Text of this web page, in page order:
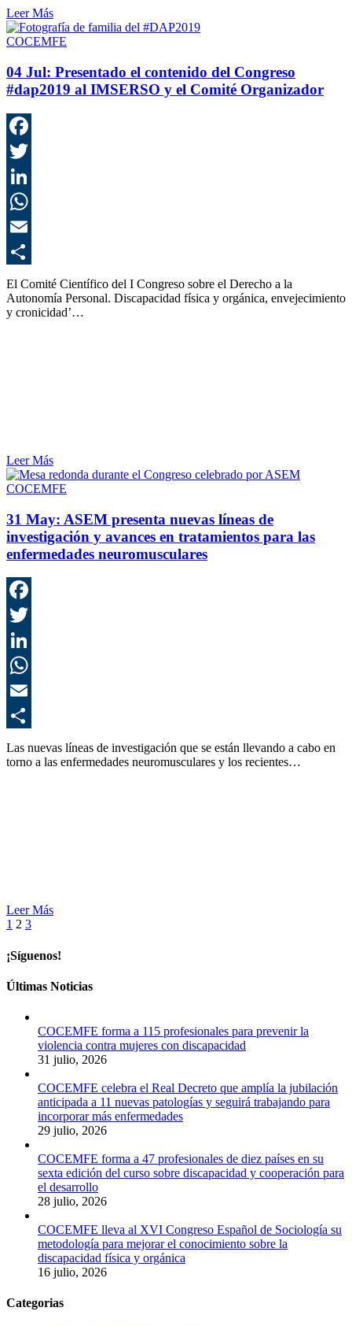
Leer Más
COCEMFE
04 Jul: Presentado el contenido del Congreso
#dap2019 al IMSERSO y el Comité Organizador
El Comité Científico del I Congreso sobre el Derecho a la
Autonomía Personal. Discapacidad física y orgánica, envejecimiento
y cronicidad’…
Leer Más
COCEMFE
31 May: ASEM presenta nuevas líneas de
investigación y avances en tratamientos para las
enfermedades neuromusculares
Las nuevas líneas de investigación que se están llevando a cabo en
torno a las enfermedades neuromusculares y los recientes…
Leer Más
1 2 3
¡Síguenos!
Últimas Noticias
COCEMFE forma a 115 profesionales para prevenir la
violencia contra mujeres con discapacidad
31 julio, 2026
COCEMFE celebra el Real Decreto que amplía la jubilación
anticipada a 11 nuevas patologías y seguirá trabajando para
incorporar más enfermedades
29 julio, 2026
COCEMFE forma a 47 profesionales de diez países en su
sexta edición del curso sobre discapacidad y cooperación para
el desarrollo
28 julio, 2026
COCEMFE lleva al XVI Congreso Español de Sociología su
metodología para mejorar el conocimiento sobre la
discapacidad física y orgánica
16 julio, 2026
Categorias